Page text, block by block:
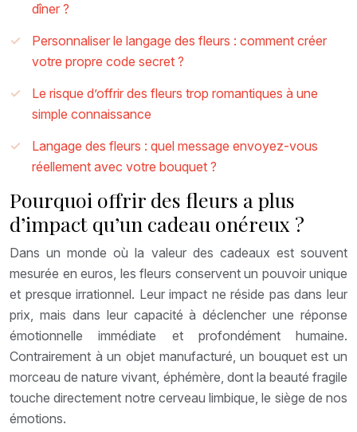
dîner ?
Personnaliser le langage des fleurs : comment créer
votre propre code secret ?
Le risque d’offrir des fleurs trop romantiques à une
simple connaissance
Langage des fleurs : quel message envoyez-vous
réellement avec votre bouquet ?
Pourquoi offrir des fleurs a plus
d’impact qu’un cadeau onéreux ?
Dans un monde où la valeur des cadeaux est souvent
mesurée en euros, les fleurs conservent un pouvoir unique
et presque irrationnel. Leur impact ne réside pas dans leur
prix, mais dans leur capacité à déclencher une réponse
émotionnelle immédiate et profondément humaine.
Contrairement à un objet manufacturé, un bouquet est un
morceau de nature vivant, éphémère, dont la beauté fragile
touche directement notre cerveau limbique, le siège de nos
émotions.